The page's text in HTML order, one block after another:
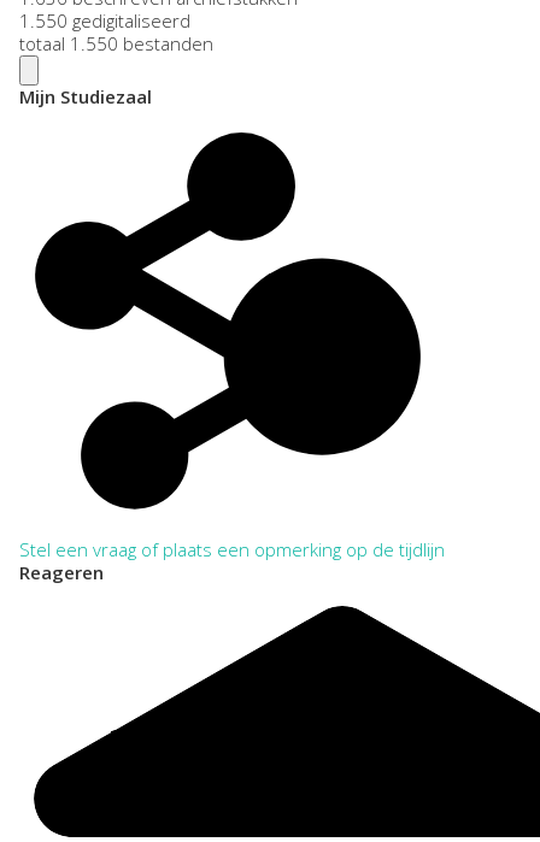
1.550 gedigitaliseerd
totaal 1.550 bestanden
Mijn Studiezaal
Stel een vraag of plaats een opmerking op de tijdlijn
Reageren